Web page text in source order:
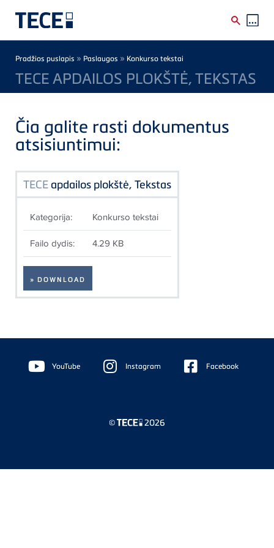
Breadcrumb
Pradžios puslapis » Paslaugos » Konkurso tekstai
TECE APDAILOS PLOKŠTĖ, TEKSTAS
Čia galite rasti dokumentus
atsisiuntimui:
TECE apdailos plokštė, Tekstas
Kategorija: Konkurso tekstai
Failo dydis: 4.29 KB
» DOWNLOAD
Floating
Sidebar YouTube Instagram Facebook
© 2026